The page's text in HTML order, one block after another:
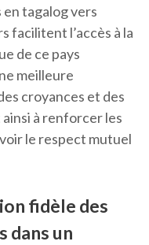
tagalog vers
facilitent l’accès à la
de ce pays
meilleure
croyances et des
à renforcer les
le respect mutuel
fidèle des
dans un